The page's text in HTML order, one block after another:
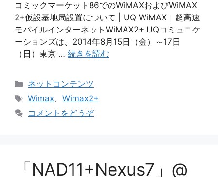
コミックマーケット86でのWiMAXおよびWiMAX
2+仮設基地局設置について | UQ WiMAX｜超高速
モバイルインターネットWiMAX2+ UQコミュニケ
ーションズは、2014年8月15日（金）～17日
（日）東京 … 続きを読む
カ
テ
リ
ネットコンテンツ
タ
グ
Wimax、Wimax2+
コメントをどうぞ
「NAD11+Nexus7」@